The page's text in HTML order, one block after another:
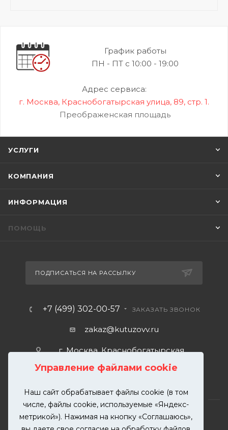
Управление файлами cookie
Наш сайт обрабатывает файлы cookie (в том
числе, файлы cookie, используемые «Яндекс-
метрикой»). Нажимая на кнопку «Соглашаюсь»,
График работы
ПН - ПТ с 10:00 - 19:00
Адрес сервиса:
г. Москва, Краснобогатырская улица, 89, стр. 1.
Преображенская площадь
УСЛУГИ
КОМПАНИЯ
ИНФОРМАЦИЯ
ПОМОЩЬ
ПОДПИСАТЬСЯ НА РАССЫЛКУ
+7 (499) 302-00-57 ЗАКАЗАТЬ ЗВОНОК
zakaz@kutuzovv.ru
г. Москва, Краснобогатырская